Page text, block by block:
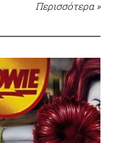
Περισσότερα »